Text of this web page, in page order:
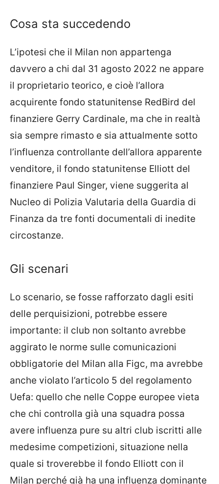
Cosa sta succedendo
L’ipotesi che il Milan non appartenga
davvero a chi dal 31 agosto 2022 ne appare
il proprietario teorico, e cioè l’allora
acquirente fondo statunitense RedBird del
finanziere Gerry Cardinale, ma che in realtà
sia sempre rimasto e sia attualmente sotto
l’influenza controllante dell’allora apparente
venditore, il fondo statunitense Elliott del
finanziere Paul Singer, viene suggerita al
Nucleo di Polizia Valutaria della Guardia di
Finanza da tre fonti documentali di inedite
circostanze.
Gli scenari
Lo scenario, se fosse rafforzato dagli esiti
delle perquisizioni, potrebbe essere
importante: il club non soltanto avrebbe
aggirato le norme sulle comunicazioni
obbligatorie del Milan alla Figc, ma avrebbe
anche violato l’articolo 5 del regolamento
Uefa: quello che nelle Coppe europee vieta
che chi controlla già una squadra possa
avere influenza pure su altri club iscritti alle
medesime competizioni, situazione nella
quale si troverebbe il fondo Elliott con il
Milan perché già ha una influenza dominante